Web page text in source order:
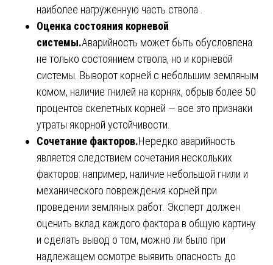
наиболее нагруженную часть ствола .
Оценка состояния корневой
системы.Аварийность может быть обусловлена
не только состоянием ствола, но и корневой
системы. Выворот корней с небольшим земляным
комом, наличие гнилей на корнях, обрыв более 50
процентов скелетных корней — все это признаки
утраты якорной устойчивости.
Сочетание факторов.Нередко аварийность
является следствием сочетания нескольких
факторов: например, наличие небольшой гнили и
механического повреждения корней при
проведении земляных работ. Эксперт должен
оценить вклад каждого фактора в общую картину
и сделать вывод о том, можно ли было при
надлежащем осмотре выявить опасность до